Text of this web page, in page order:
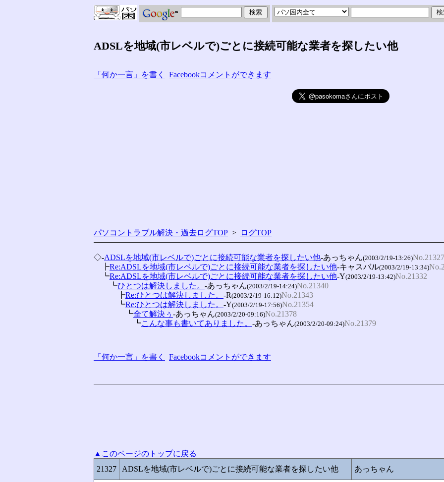
ADSLを地域(市レベルで)ごとに接続可能な業者を探したい他
「何か一言」を書く Facebookコメントができます
パソコントラブル解決・過去ログTOP > ログTOP
◇-ADSLを地域(市レベルで)ごとに接続可能な業者を探したい他-あっちゃん(2003/2/19-13:26)No.21327
┣Re:ADSLを地域(市レベルで)ごとに接続可能な業者を探したい他-キャスバル(2003/2/19-13:34)
┗Re:ADSLを地域(市レベルで)ごとに接続可能な業者を探したい他-Y(2003/2/19-13:42)No.21332
┗ひとつは解決しました。 -あっちゃん(2003/2/19-14:24)No.21340
┣Re:ひとつは解決しました。 -R(2003/2/19-16:12)No.21343
┗Re:ひとつは解決しました。 -Y(2003/2/19-17:56)No.21354
┗全て解決ぅ -あっちゃん(2003/2/20-09:16)No.21378
┗こんな事も書いてありました。 -あっちゃん(2003/2/20-09:24)No.21379
「何か一言」を書く Facebookコメントができます
▲このページのトップに戻る
21327
ADSLを地域(市レベルで)ごとに接続可能な業者を探したい他 あっちゃん